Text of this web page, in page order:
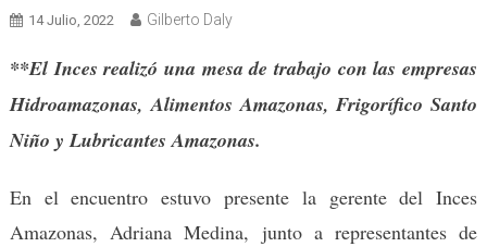
14 Julio, 2022 Gilberto Daly
**El Inces realizó una mesa de trabajo con las empresas
Hidroamazonas, Alimentos Amazonas, Frigorífico Santo
Niño y Lubricantes Amazonas.
En el encuentro estuvo presente la gerente del Inces
Amazonas, Adriana Medina, junto a representantes de